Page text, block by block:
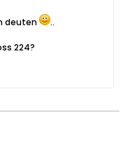
deuten ..
224?